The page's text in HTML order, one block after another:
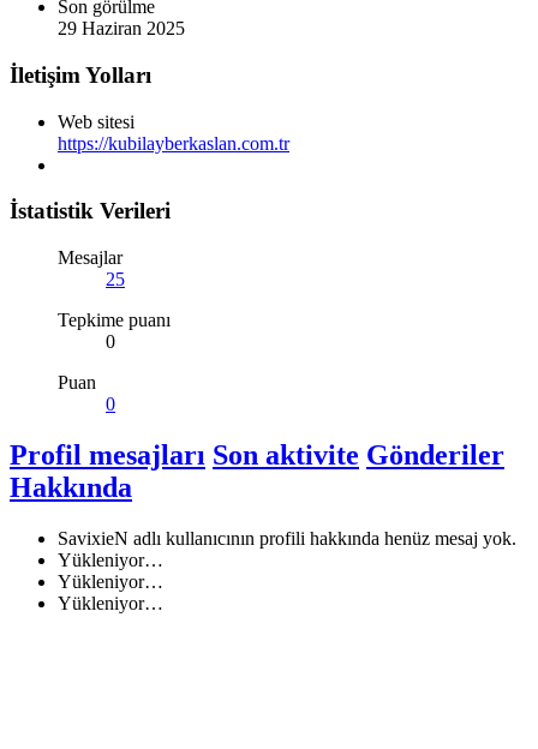
Son görülme
29 Haziran 2025
İletişim Yolları
Web sitesi
https://kubilayberkaslan.com.tr
İstatistik Verileri
Mesajlar
25
Tepkime puanı
0
Puan
0
Profil mesajları Son aktivite Gönderiler
Hakkında
SavixieN adlı kullanıcının profili hakkında henüz mesaj yok.
Yükleniyor…
Yükleniyor…
Yükleniyor…